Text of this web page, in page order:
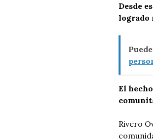
Desde
logrado
El
Rivero